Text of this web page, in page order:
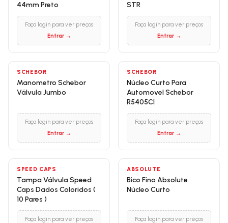
44mm Preto
Faça login para ver preços
Entrar →
STR
Faça login para ver preços
Entrar →
SCHEBOR
Manometro Schebor
Válvula Jumbo
Faça login para ver preços
Entrar →
SCHEBOR
Núcleo Curto Para
Automovel Schebor
R5405CI
Faça login para ver preços
Entrar →
SPEED CAPS
Tampa Válvula Speed
Caps Dados Coloridos (
10 Pares )
Faça login para ver preços
ABSOLUTE
Bico Fino Absolute
Núcleo Curto
Faça login para ver preços